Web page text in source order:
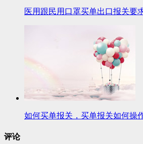
医用跟民用口罩买单出口报关要
如何买单报关，买单报关如何操
评论